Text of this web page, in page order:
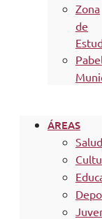
Zona
de
ÁREAS
Salud